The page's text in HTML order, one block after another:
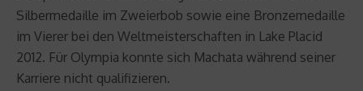
Silbermedaille im Zweierbob sowie eine Bronzemedaille
im Vierer bei den Weltmeisterschaften in Lake Placid
2012. Für Olympia konnte sich Machata während seiner
Karriere nicht qualifizieren.